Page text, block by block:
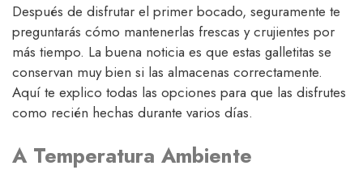
Después de disfrutar el primer bocado, seguramente te
preguntarás cómo mantenerlas frescas y crujientes por
más tiempo. La buena noticia es que estas galletitas se
conservan muy bien si las almacenas correctamente.
Aquí te explico todas las opciones para que las disfrutes
como recién hechas durante varios días.
A Temperatura Ambiente